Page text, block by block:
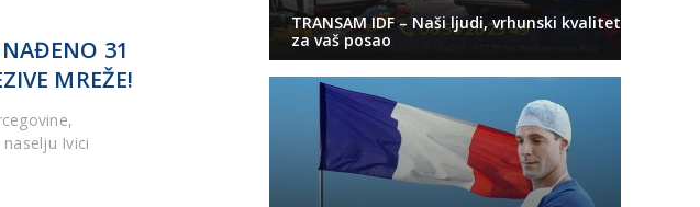
31
MREŽE!
Ivici
TRANSAM IDF – Naši ljudi, vrhunski kvalitet
za vaš posao